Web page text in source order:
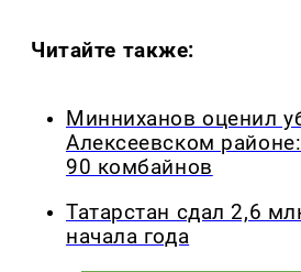
Читайте также:
Минниханов оценил
Алексеевском
90 комбайнов
Татарстан сдал 2,6
начала года